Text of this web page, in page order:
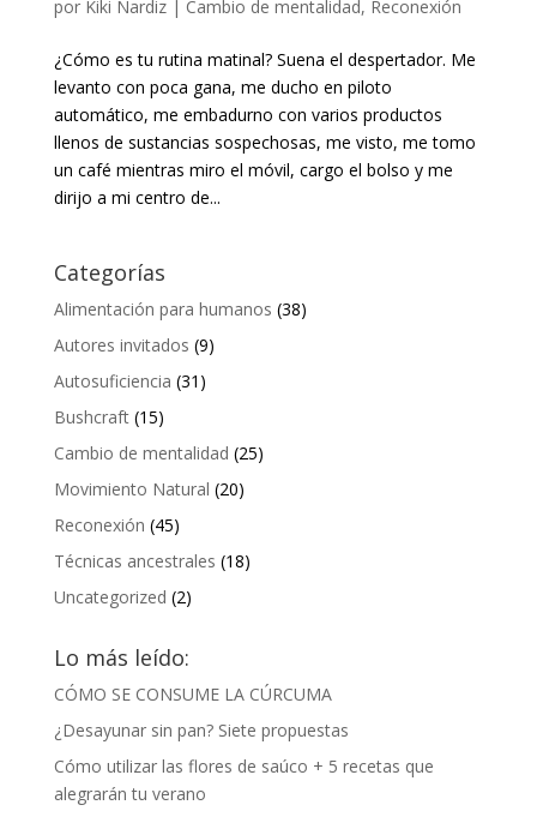
por Kiki Nardiz| Cambio de mentalidad, Reconexión
¿Cómo es tu rutina matinal? Suena el despertador. Me
levanto con poca gana, me ducho en piloto
automático, me embadurno con varios productos
llenos de sustancias sospechosas, me visto, me tomo
un café mientras miro el móvil, cargo el bolso y me
dirijo a mi centro de...
Categorías
Alimentación para humanos (38)
Autores invitados (9)
Autosuficiencia (31)
Bushcraft(15)
Cambio de mentalidad (25)
Movimiento Natural (20)
Reconexión (45)
Técnicas ancestrales (18)
Uncategorized (2)
Lo más leído:
CÓMO SE CONSUME LA CÚRCUMA
¿Desayunar sin pan? Siete propuestas
Cómo utilizar las flores de saúco + 5 recetas que
alegrarán tu verano